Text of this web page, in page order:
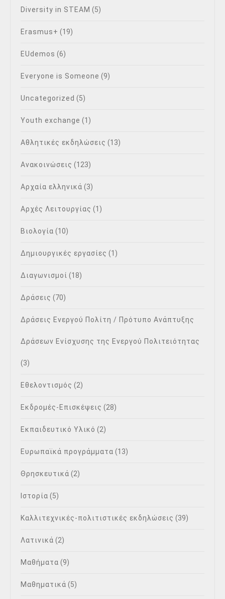
Diversity in STEAM (5)
Erasmus+ (19)
EUdemos (6)
Everyone is Someone (9)
Uncategorized (5)
Youth exchange (1)
Αθλητικές εκδηλώσεις (13)
Ανακοινώσεις (123)
Αρχαία ελληνικά (3)
Αρχές Λειτουργίας (1)
Βιολογία (10)
Δημιουργικές εργασίες (1)
Διαγωνισμοί (18)
Δράσεις (70)
Δράσεις Ενεργού Πολίτη / Πρότυπο Ανάπτυξης
Δράσεων Ενίσχυσης της Ενεργού Πολιτειότητας
(3)
Εθελοντισμός (2)
Εκδρομές-Επισκέψεις (28)
Εκπαιδευτικό Υλικό (2)
Ευρωπαϊκά προγράμματα (13)
Θρησκευτικά (2)
Ιστορία (5)
Καλλιτεχνικές-πολιτιστικές εκδηλώσεις (39)
Λατινικά (2)
Μαθήματα (9)
Μαθηματικά (5)